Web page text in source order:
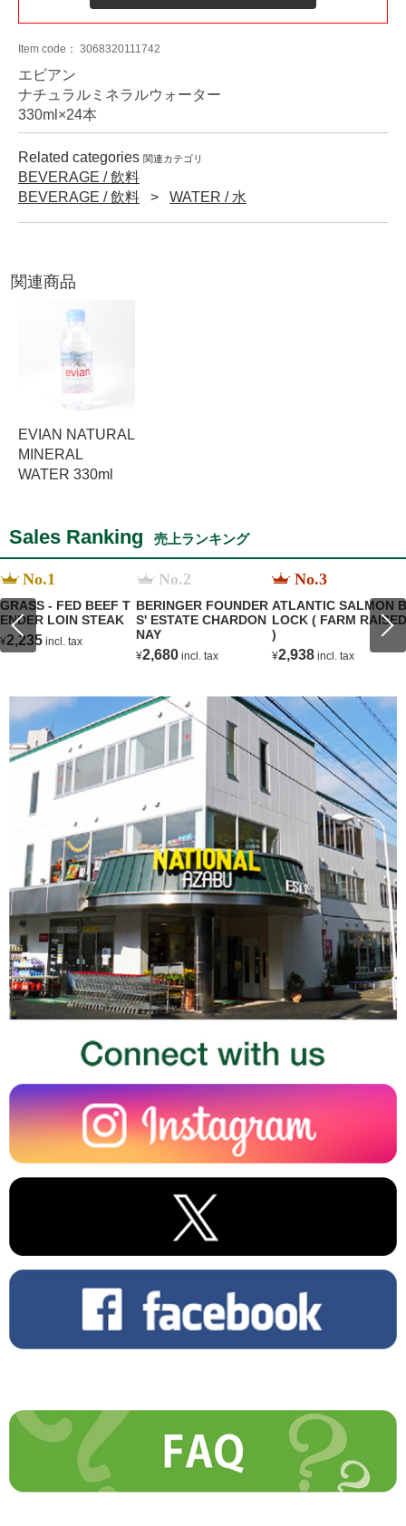
Item code： 3068320111742
エビアン
ナチュラルミネラルウォーター
330ml×24本
Related categories 関連カテゴリ
BEVERAGE / 飲料
BEVERAGE / 飲料
WATER / 水
関連商品
EVIAN NATURAL
MINERAL
WATER 330ml
Sales Ranking 売上ランキング
No.1
GRASS - FED BEEF T
ENDER LOIN STEAK
¥2,235 incl. tax
No.2
BERINGER FOUNDER
S' ESTATE CHARDON
NAY
¥2,680 incl. tax
No.3
ATLANTIC SALMON B
LOCK ( FARM RAISED
)
¥2,938 incl. tax